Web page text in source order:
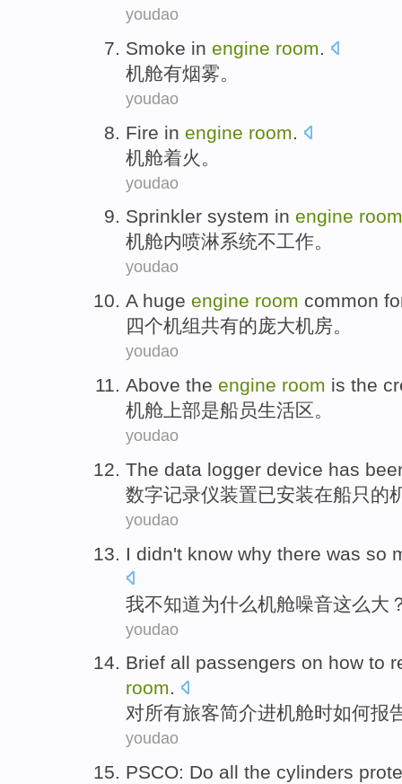
youdao
Smoke in engine room.
机舱有烟雾。
youdao
Fire in engine room
机舱着火 。
youdao
Sprinkler system in engine room
机舱内喷淋系统不工作。
youdao
A huge engine room common
四个机组共有的庞大机房。
youdao
Above the engine room is the
机舱 上部是船员生活区。
youdao
The data logger device has
数字记录仪装置已安装在船只 的
youdao
I didn't know why there was so
我不知道为什么机舱噪音这么大
youdao
Brief all passengers on how to
room.
对所有旅客简介进机舱时如何报
youdao
PSCO: Do all the cylinders